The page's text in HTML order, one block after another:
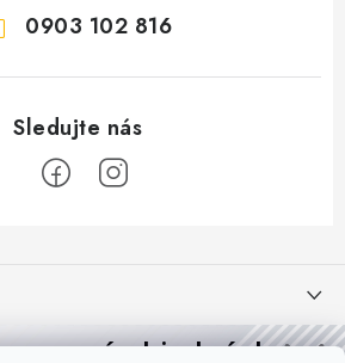
0903 102 816
odstúpenie od zmluvy
na prvú objednávku